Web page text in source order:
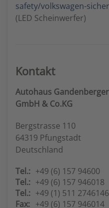
safety/volkswagen-
(LED Scheinwerfer)
Kontakt
Autohaus
GmbH & Co.KG
Bergstrasse 110
64319 Pfungstadt
Deutschland
Tel.: +49 (6) 157 94600
Tel.: +49 (6) 157 946018
Tel.: +49 (1) 511 2746146
Fax: +49 (6) 157 946014